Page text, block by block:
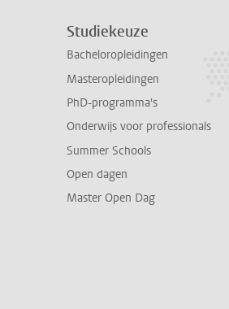
Studiekeuze
Bacheloropleidingen
Masteropleidingen
PhD-programma's
Onderwijs voor professionals
Summer Schools
Open dagen
Master Open Dag